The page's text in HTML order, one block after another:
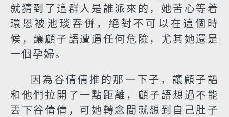
就猜到了這群人是誰派來的，她苦心等着
環恩被池琰吞併，絕對不可以在這個時
候，讓顧子語遭遇任何危險，尤其她還是
一個孕婦。
因為谷倩倩推的那一下子，讓顧子語
和他們拉開了一點距離，顧子語想過不能
丟下谷倩倩，可她轉念間就想到自己肚子